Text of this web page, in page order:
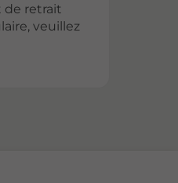
de retrait
veuillez